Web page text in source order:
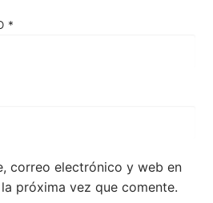
*
correo electrónico y web en
próxima vez que comente.